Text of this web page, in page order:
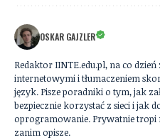
OSKAR GAJZLER
Redaktor IINTE.edu.pl, na co
internetowymi i tłumaczeniem
język. Pisze poradniki o tym, jak
bezpiecznie korzystać z sieci i jak
oprogramowanie. Prywatnie tropi
zanim opisze.